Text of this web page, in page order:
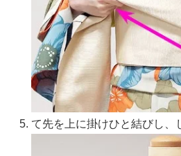
て先を上に掛けひと結びし、